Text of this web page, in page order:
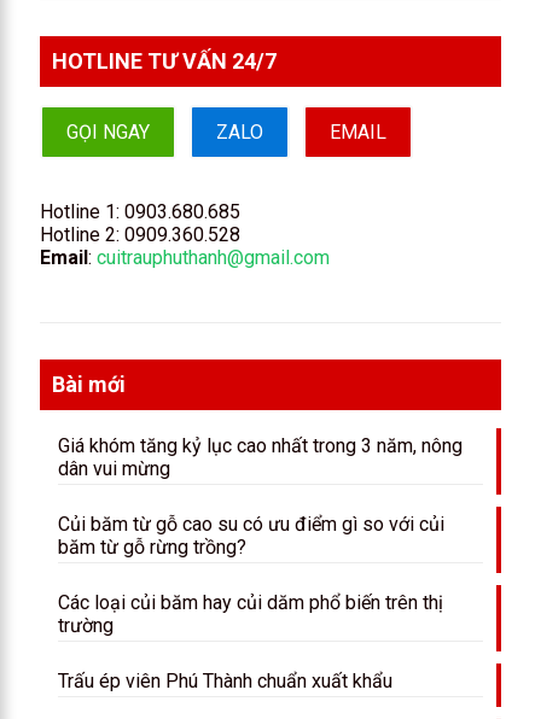
HOTLINE TƯ VẤN 24/7
GỌI NGAY ZALO EMAIL
Hotline 1: 0903.680.685
Hotline 2: 0909.360.528
Email: cuitrauphuthanh@gmail.com
Bài mới
Giá khóm tăng kỷ lục cao nhất trong 3 năm, nông
dân vui mừng
Củi băm từ gỗ cao su có ưu điểm gì so với củi
băm từ gỗ rừng trồng?
Các loại củi băm hay củi dăm phổ biến trên thị
trường
Trấu ép viên Phú Thành chuẩn xuất khẩu